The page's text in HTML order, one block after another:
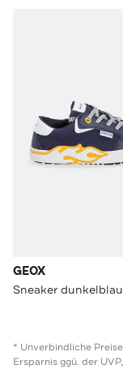
GEOX
Sneaker dunkelblau
* Unverbindliche
Ersparnis ggü. der